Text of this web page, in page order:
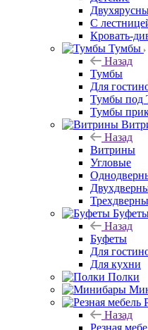
С
Кровать-
Тумбы
Назад
Тумбы
Для
Тумбы под
Тумбы
Назад
Витрины
Угловые
Назад
Буфеты
Для
Для кухни
Полки
Назад
Резная